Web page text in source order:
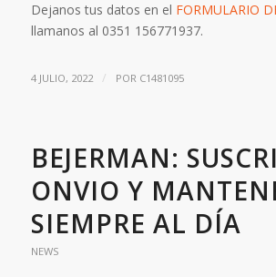
Dejanos tus datos en el FORMULARIO
llamanos al 0351 156771937.
4 JULIO, 2022 / POR C1481095
BEJERMAN:
ONVIO Y
SIEMPRE AL DÍA
NEWS